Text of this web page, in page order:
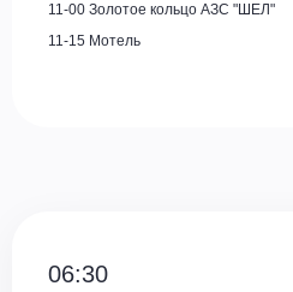
11-00 Золотое кольцо АЗС "ШЕЛ"
11-15 Мотель
06:30